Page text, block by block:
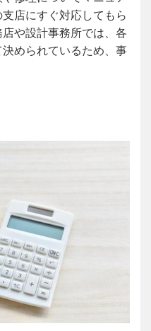
店にすぐ対応してもら
や設計事務所では、各
められているため、事